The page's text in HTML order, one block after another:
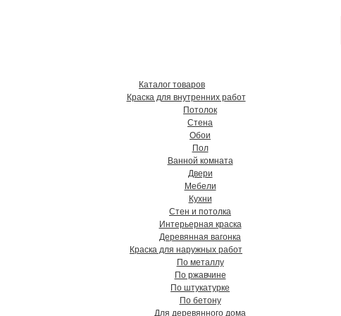
Каталог товаров
Краска для внутренних работ
Потолок
Стена
Обои
Пол
Ванной комната
Двери
Мебели
Кухни
Стен и потолка
Интерьерная краска
Деревянная вагонка
Краска для наружных работ
По металлу
По ржавчине
По штукатурке
По бетону
Для деревянного дома